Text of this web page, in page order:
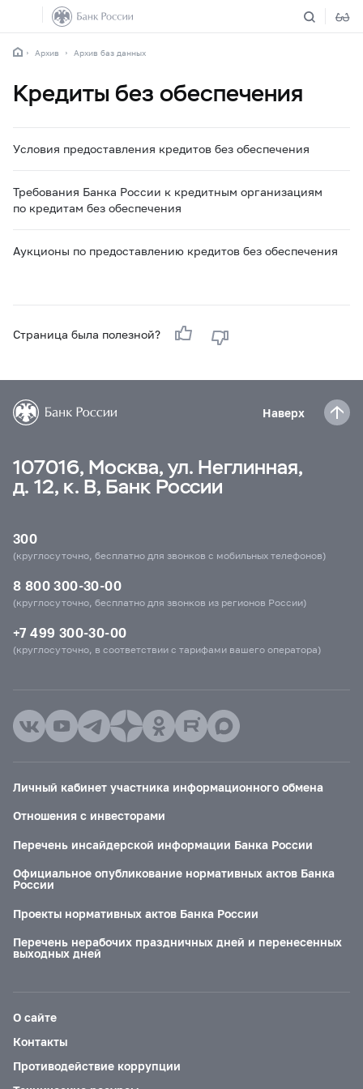
Архив Архив баз данных
Кредиты без обеспечения
Условия предоставления кредитов без обеспечения
Требования Банка России к кредитным организациям
по кредитам без обеспечения
Аукционы по предоставлению кредитов без обеспечения
Страница была полезной?
Наверх
107016, Москва, ул. Неглинная,
д. 12, к. В, Банк России
300
(круглосуточно, бесплатно для звонков с мобильных телефонов)
8 800 300-30-00
(круглосуточно, бесплатно для звонков из регионов России)
+7 499 300-30-00
(круглосуточно, в соответствии с тарифами вашего оператора)
Личный кабинет участника информационного обмена
Отношения с инвесторами
Перечень инсайдерской информации Банка России
Официальное опубликование нормативных актов Банка
России
Проекты нормативных актов Банка России
Перечень нерабочих праздничных дней и перенесенных
выходных дней
О сайте
Контакты
Противодействие коррупции